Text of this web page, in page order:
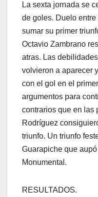
La sexta jornada se
de goles. Duelo
sumar su primer
Octavio Zambrano
atras. Las
volvieron a aparecer
con el gol en el
argumentos para
contrarios que en las
Rodríguez
triunfo. Un triunfo
Guarapiche que
Monumental.
RESULTADOS.